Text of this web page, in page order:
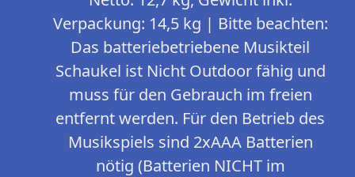
Verpackung: 14,5 kg | Bitte beachten:
Das batteriebetriebene Musikteil
Schaukel ist Nicht Outdoor fähig und
muss für den Gebrauch im freien
entfernt werden. Für den Betrieb des
Musikspiels sind 2xAAA Batterien
nötig (Batterien NICHT im